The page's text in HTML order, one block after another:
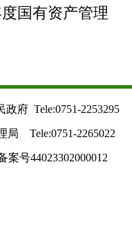
国有资产管理
府 Tele:0751-2253295
局 Tele:0751-2265022
号44023302000012